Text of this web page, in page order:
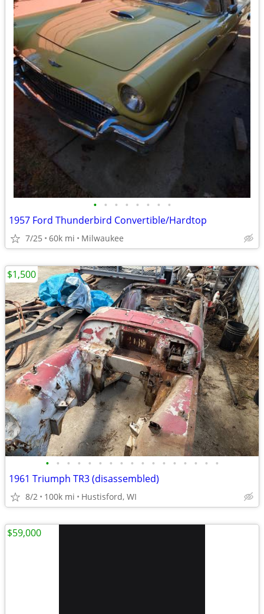
• • • • • • • •
1957 Ford Thunderbird Convertible/Hardtop
7/25 60k mi Milwaukee
• • • • • • • • • • • • • • • • •
1961 Triumph TR3 (disassembled)
8/2 100k mi Hustisford, WI
$1,500
$59,000